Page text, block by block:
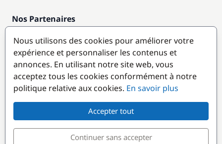
Nos Partenaires
Destinations populaires
Nous utilisons des cookies pour améliorer votre
expérience et personnaliser les contenus et
annonces. En utilisant notre site web, vous
acceptez tous les cookies conformément à notre
politique relative aux cookies. En savoir plus
Accepter tout
Continuer sans accepter